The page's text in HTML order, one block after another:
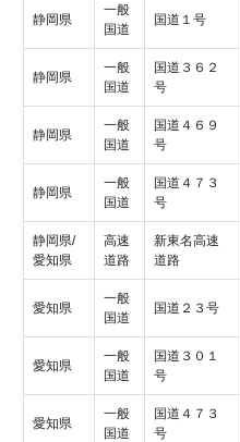
静岡県
一般
国道
国道１号
静岡県
一般
国道
国道３６２
号
静岡県
一般
国道
国道４６９
号
静岡県
一般
国道
国道４７３
号
静岡県/
愛知県
高速
道路
新東名高速
道路
愛知県
一般
国道
国道２３号
愛知県
一般
国道
国道３０１
号
愛知県
一般
国道
国道４７３
号